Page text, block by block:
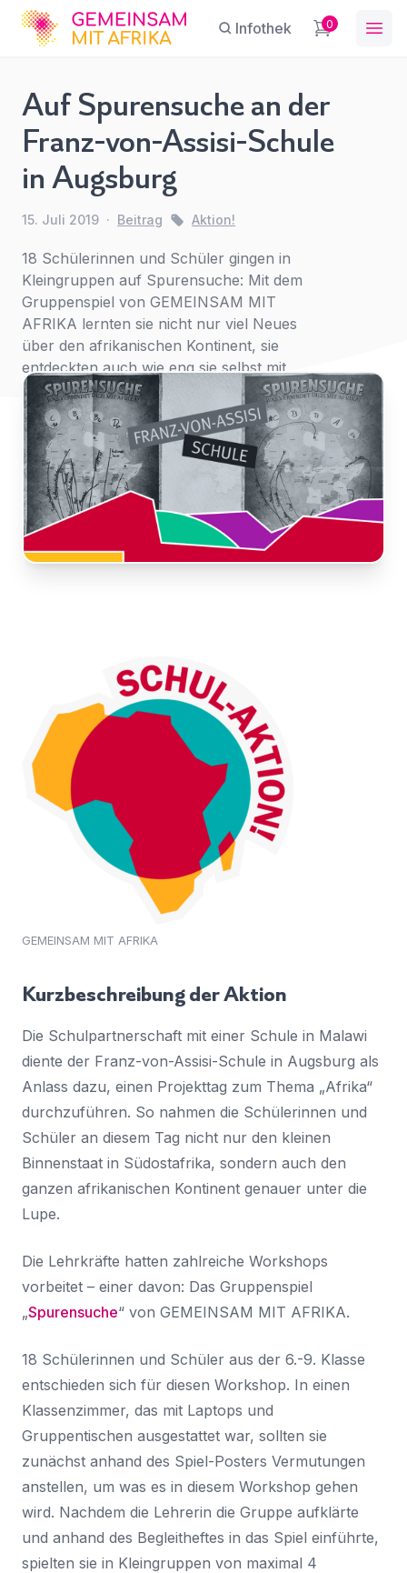
GFA Infothek 0
Auf Spurensuche an der
Franz-von-Assisi-Schule
in Augsburg
15. Juli 2019 · Beitrag Aktion!
18 Schülerinnen und Schüler gingen in
Kleingruppen auf Spurensuche: Mit dem
Gruppenspiel von GEMEINSAM MIT
AFRIKA lernten sie nicht nur viel Neues
über den afrikanischen Kontinent, sie
entdeckten auch wie eng sie selbst mit
diesem verbunden sind.
GEMEINSAM MIT AFRIKA
Kurzbeschreibung der Aktion
Die Schulpartnerschaft mit einer Schule in Malawi
diente der Franz-von-Assisi-Schule in Augsburg als
Anlass dazu, einen Projekttag zum Thema „Afrika“
durchzuführen. So nahmen die Schülerinnen und
Schüler an diesem Tag nicht nur den kleinen
Binnenstaat in Südostafrika, sondern auch den
ganzen afrikanischen Kontinent genauer unter die
Lupe.
Die Lehrkräfte hatten zahlreiche Workshops
vorbeitet – einer davon: Das Gruppenspiel
„Spurensuche“ von GEMEINSAM MIT AFRIKA.
18 Schülerinnen und Schüler aus der 6.-9. Klasse
entschieden sich für diesen Workshop. In einen
Klassenzimmer, das mit Laptops und
Gruppentischen ausgestattet war, sollten sie
zunächst anhand des Spiel-Posters Vermutungen
anstellen, um was es in diesem Workshop gehen
wird. Nachdem die Lehrerin die Gruppe aufklärte
und anhand des Begleitheftes in das Spiel einführte,
spielten sie in Kleingruppen von maximal 4
Sie haben eine Frage?
E-Mail*
Betreff *
Nachricht
Ich habe dieDatenschutzerklärung
Senden
Straßenaktion
2019: Kinder
im Krieg
Für
den
Zugriff
anmelden
Ein Konto erstellen
Last Name*
E-Mail-Adresse*
Land*
Wählen Sie Ihr Land...
Bundesland / Landkreis *
Wählen Sie Ihr Bundesland...
Registrieren
Ein Link zum Erstellen eines neuen Passwort wird an deine
E-Mail-Adresse gesendet.
Sie haben bereits ein Konto?
Hier klicken um sich anzumelden
Abonnieren Sie unseren Newsletter
regelmäßige Updates.